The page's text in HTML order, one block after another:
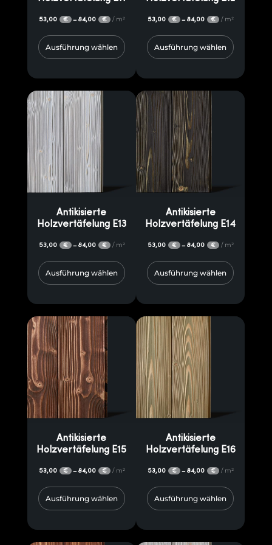
53,00 € – 84,00 € / m²
Ausführung wählen
53,00 € – 84,00 € / m²
Ausführung wählen
Antikisierte
Holzvertäfelung E13
53,00 € – 84,00 € / m²
Ausführung wählen
Antikisierte
Holzvertäfelung E14
53,00 € – 84,00 € / m²
Ausführung wählen
Antikisierte
Holzvertäfelung E15
53,00 € – 84,00 € / m²
Ausführung wählen
Antikisierte
Holzvertäfelung E16
53,00 € – 84,00 € / m²
Ausführung wählen